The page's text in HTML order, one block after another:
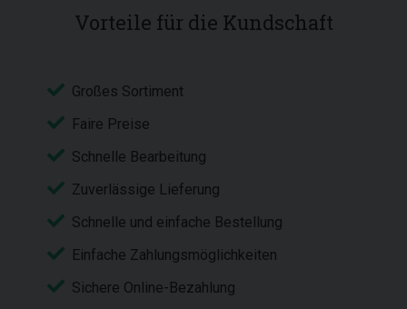
Vorteile für die Kundschaft
Großes Sortiment
Faire Preise
Schnelle Bearbeitung
Zuverlässige Lieferung
Schnelle und einfache Bestellung
Einfache Zahlungsmöglichkeiten
Sichere Online-Bezahlung